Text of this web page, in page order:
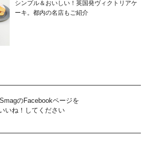
シンプル＆おいしい！英国発ヴィクトリアケ
ーキ。都内の名店もご紹介
のFacebookページを
いね！してください